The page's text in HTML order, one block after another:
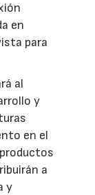
en
para
al
y
en el
a
y